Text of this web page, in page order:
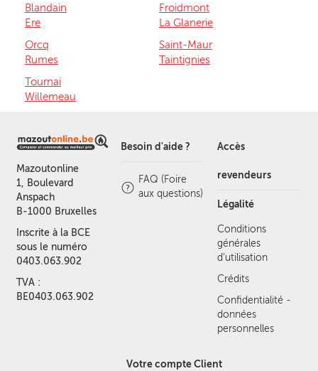
Blandain
Ere
Froidmont
La Glanerie
Orcq
Rumes
Saint-Maur
Taintignies
Tournai
Willemeau
Mazoutonline
1, Boulevard
Anspach
B-1000 Bruxelles
Inscrite à la BCE
sous le numéro
0403.063.902
TVA :
BE0403.063.902
Besoin d'aide ?
FAQ (Foire
aux questions)
Accès
revendeurs
Légalité
Conditions
générales
d'utilisation
Crédits
Confidentialité -
données
personnelles
Votre compte Client